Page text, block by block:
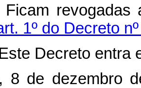
1º do Decreto
Decreto entra
8 de dezembro